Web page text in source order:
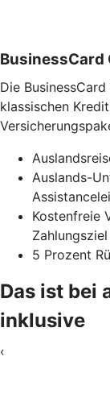
BusinessCard
Die
klassischen
Auslands-
Kostenfreie
5 Prozent
Das ist bei
inklusive
‹